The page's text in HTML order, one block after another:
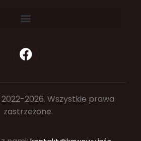
2026. Wszystkie prawa
zastrzeżone.